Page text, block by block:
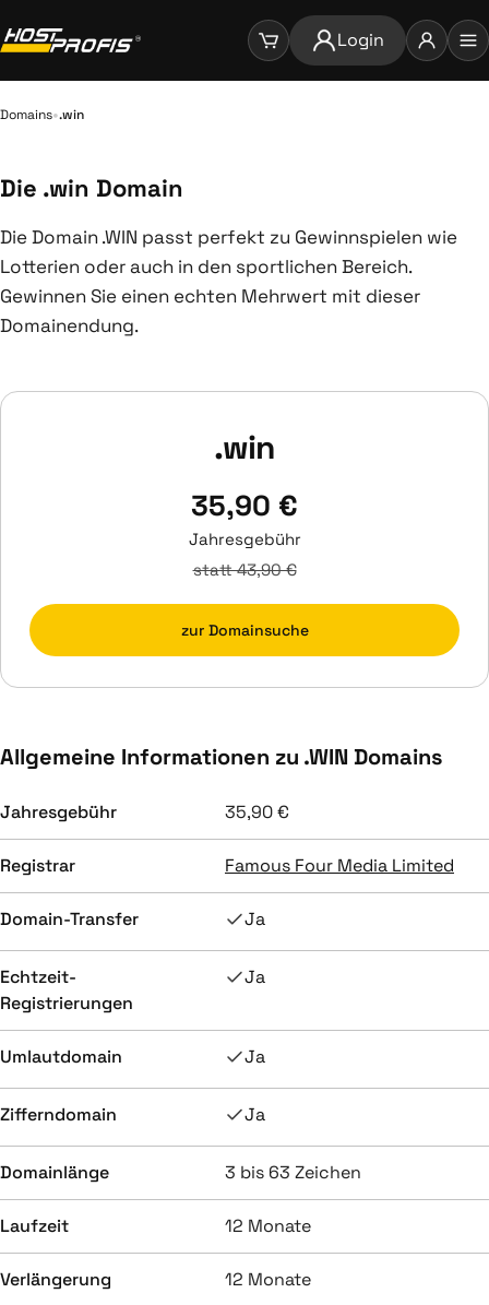
Login
Domains•.win
Die .win Domain
Die Domain .WIN passt perfekt zu Gewinnspielen wie
Lotterien oder auch in den sportlichen Bereich.
Gewinnen Sie einen echten Mehrwert mit dieser
Domainendung.
.win
35,90 €
Jahresgebühr
statt 43,90 €
zur Domainsuche
Allgemeine Informationen zu .WIN Domains
Jahresgebühr 35,90 €
Registrar Famous Four Media Limited
Domain-Transfer Ja
Echtzeit-
Registrierungen
Ja
Umlautdomain Ja
Zifferndomain Ja
Domainlänge 3 bis 63 Zeichen
Laufzeit 12 Monate
Verlängerung 12 Monate